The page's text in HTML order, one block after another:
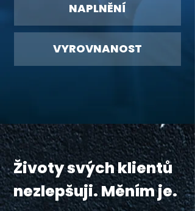
NAPLNĚNÍ
VYROVNANOST
Životy svých klientů
nezlepšuji. Měním je.